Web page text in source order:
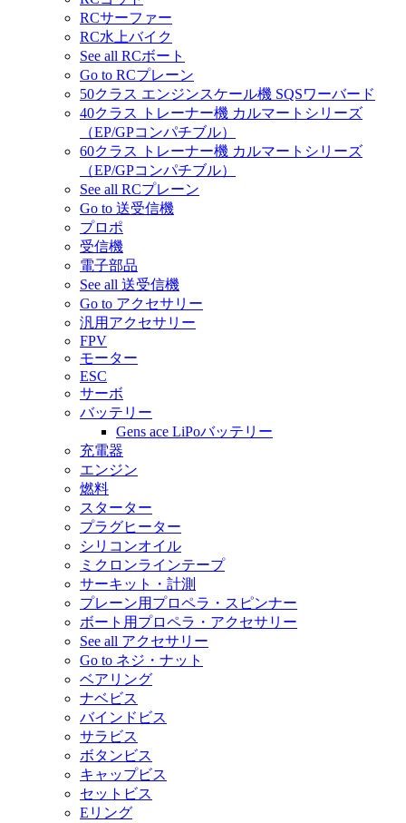
RCサーファー
RC水上バイク
See all RCボート
Go to RCプレーン
50クラス エンジンスケール機 SQSワーバード
40クラス トレーナー機 カルマートシリーズ
（EP/GPコンパチブル）
60クラス トレーナー機 カルマートシリーズ
（EP/GPコンパチブル）
See all RCプレーン
Go to 送受信機
プロポ
受信機
電子部品
See all 送受信機
Go to アクセサリー
汎用アクセサリー
FPV
モーター
ESC
サーボ
バッテリー
Gens ace LiPoバッテリー
充電器
エンジン
燃料
スターター
プラグヒーター
シリコンオイル
ミクロンラインテープ
サーキット・計測
プレーン用プロペラ・スピンナー
ボート用プロペラ・アクセサリー
See all アクセサリー
Go to ネジ・ナット
ベアリング
ナベビス
バインドビス
サラビス
ボタンビス
キャップビス
セットビス
Eリング